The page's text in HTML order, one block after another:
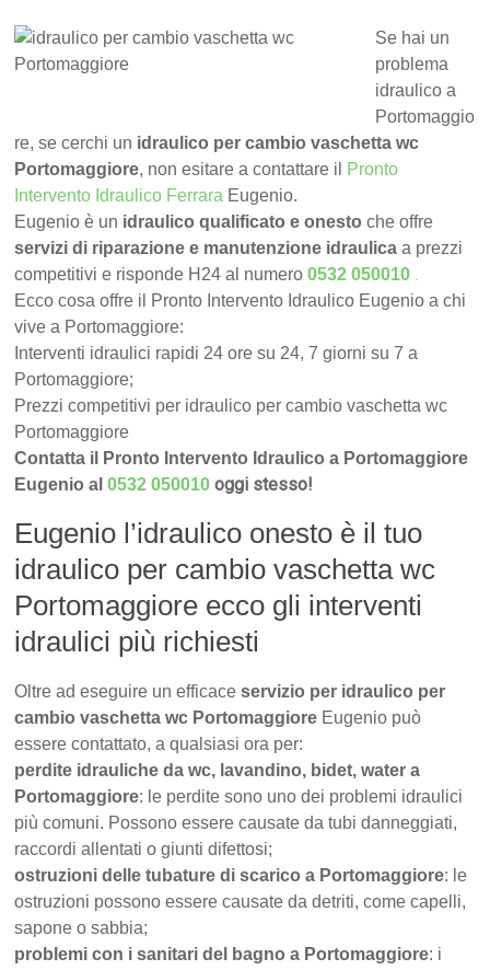
Se hai un
problema
idraulico a
Portomaggio
re, se cerchi un idraulico per cambio vaschetta wc
Portomaggiore, non esitare a contattare il Pronto
Intervento Idraulico Ferrara Eugenio.
Eugenio è un idraulico qualificato e onesto che offre
servizi di riparazione e manutenzione idraulica a prezzi
competitivi e risponde H24 al numero0532 050010 .
Ecco cosa offre il Pronto Intervento Idraulico Eugenio a chi
vive a Portomaggiore:
Interventi idraulici rapidi 24 ore su 24, 7 giorni su 7 a
Portomaggiore;
Prezzi competitivi per idraulico per cambio vaschetta wc
Portomaggiore
Contatta il Pronto Intervento Idraulico a Portomaggiore
Eugenio al0532 050010 oggi stesso!
Eugenio l’idraulico onesto è il tuo
idraulico per cambio vaschetta wc
Portomaggiore ecco gli interventi
idraulici più richiesti
Oltre ad eseguire un efficaceservizio per idraulico per
cambio vaschetta wc Portomaggiore Eugenio può
essere contattato, a qualsiasi ora per:
perdite idrauliche da wc, lavandino, bidet, water a
Portomaggiore: le perdite sono uno dei problemi idraulici
più comuni. Possono essere causate da tubi danneggiati,
raccordi allentati o giunti difettosi;
ostruzioni delle tubature di scarico a Portomaggiore: le
ostruzioni possono essere causate da detriti, come capelli,
sapone o sabbia;
problemi con i sanitari del bagno a Portomaggiore: i